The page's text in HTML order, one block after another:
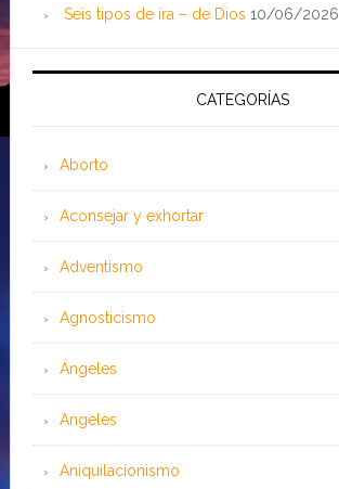
Seis tipos de ira – de Dios 10/06/2026
CATEGORÍAS
Aborto
Aconsejar y exhortar
Adventismo
Agnosticismo
Ángeles
Angeles
Aniquilacionismo